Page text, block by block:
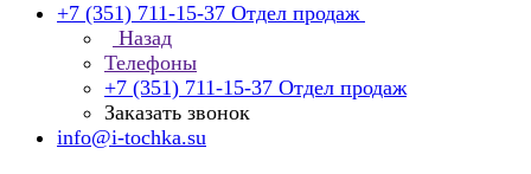
+7 (351) 711-15-37 Отдел продаж
Назад
Телефоны
+7 (351) 711-15-37 Отдел продаж
Заказать звонок
info@i-tochka.su